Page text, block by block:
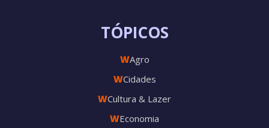
TÓPICOS
WAgro
WCidades
WCultura & Lazer
WEconomia